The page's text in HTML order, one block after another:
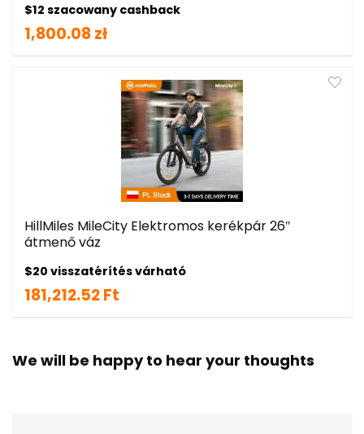
$12 szacowany cashback
1,800.08 zł
HillMiles MileCity Elektromos kerékpár 26″
átmenő váz
$20 visszatérítés várható
181,212.52 Ft
We will be happy to hear your thoughts